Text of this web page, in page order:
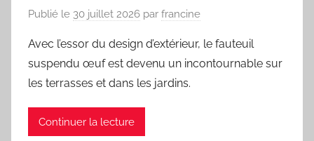
Publié le 30 juillet 2026 par francine
Avec l’essor du design d’extérieur, le fauteuil
suspendu œuf est devenu un incontournable sur
les terrasses et dans les jardins.
Continuer la lecture